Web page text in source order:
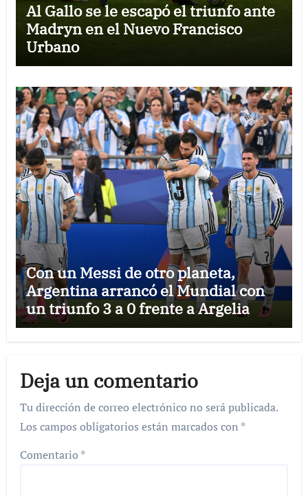
Al Gallo se le escapó el triunfo ante
Madryn en el Nuevo Francisco
Urbano
Con un Messi de otro planeta,
Argentina arrancó el Mundial con
un triunfo 3 a 0 frente a Argelia
Deja un comentario
Tu dirección de correo electrónico no será publicada.
Los campos obligatorios están marcados con *
Comentario *